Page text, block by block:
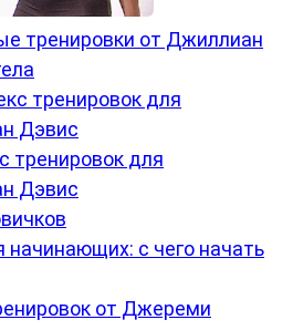
тренировки от Джиллиан
тренировок для
Дэвис
начинающих: с чего начать